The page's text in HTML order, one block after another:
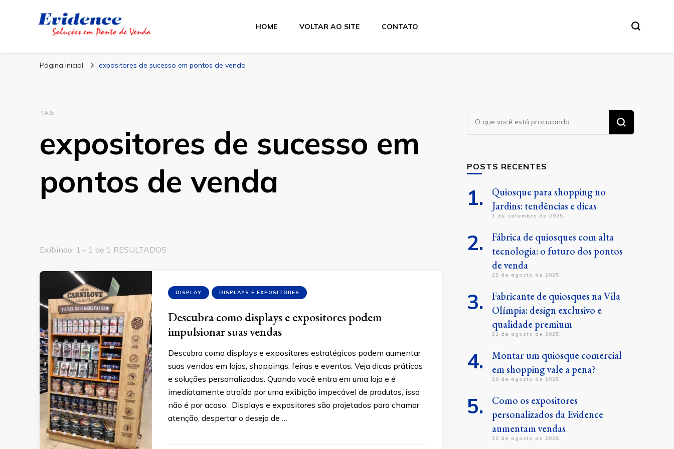
Blog Evidence
HOME VOLTAR AO SITE CONTATO
Página inicial expositores de sucesso em pontos de venda
TAG
expositores de sucesso em
pontos de venda
Exibindo: 1 - 1 de 1 RESULTADOS
DISPLAY DISPLAYS E EXPOSITORES
Descubra como displays e expositores podem
impulsionar suas vendas
Descubra como displays e expositores estratégicos podem aumentar
suas vendas em lojas, shoppings, feiras e eventos. Veja dicas práticas
e soluções personalizadas. Quando você entra em uma loja e é
imediatamente atraído por uma exibição impecável de produtos, isso
não é por acaso. Displays e expositores são projetados para chamar
atenção, despertar o desejo de …
Procurando
algo?
POSTS RECENTES
Quiosque para shopping no
Jardins: tendências e dicas
1 de setembro de 2025
Fábrica de quiosques com alta
tecnologia: o futuro dos pontos
de venda
25 de agosto de 2025
Fabricante de quiosques na Vila
Olímpia: design exclusivo e
qualidade premium
21 de agosto de 2025
Montar um quiosque comercial
em shopping vale a pena?
20 de agosto de 2025
Como os expositores
personalizados da Evidence
aumentam vendas
20 de agosto de 2025